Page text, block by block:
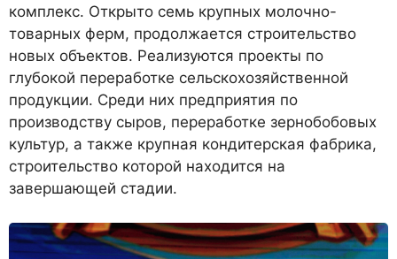
комплекс. Открыто семь крупных молочно-
товарных ферм, продолжается строительство
новых объектов. Реализуются проекты по
глубокой переработке сельскохозяйственной
продукции. Среди них предприятия по
производству сыров, переработке зернобобовых
культур, а также крупная кондитерская фабрика,
строительство которой находится на
завершающей стадии.